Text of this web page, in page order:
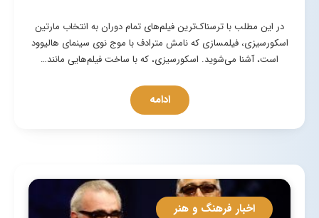
در این مطلب با ترسناک‌ترین فیلم‌های تمام دوران به انتخاب مارتین
اسكورسیزی، فیلمسازی كه نامش مترادف با موج نوی سینمای هالیوود
است، آشنا می‌شوید. اسکورسیزی، که با ساخت فیلم‌هایی مانند…
ادامه
اخبار فرهنگ و هنر